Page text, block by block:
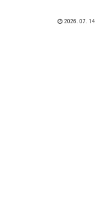
ループとしてのパフォー
2026.07.14